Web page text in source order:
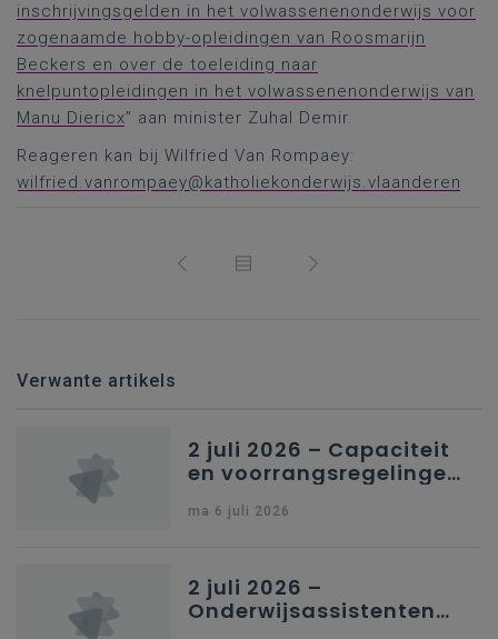
inschrijvingsgelden in het volwassenenonderwijs voor
zogenaamde hobby-opleidingen van Roosmarijn
Beckers en over de toeleiding naar
knelpuntopleidingen in het volwassenenonderwijs van
Manu Diericx” aan minister Zuhal Demir.
Reageren kan bij Wilfried Van Rompaey:
wilfried.vanrompaey@katholiekonderwijs.vlaanderen
Verwante artikels
2 juli 2026 – Capaciteit
en voorrangsregelingen
secundair onderwijs in
ma 6 juli 2026
2 juli 2026 –
Onderwijsassistenten